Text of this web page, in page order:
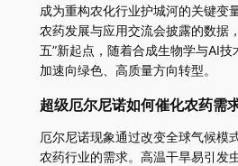
成为重构农化行业护城河的关键变
农药发展与应用交流会披露的数据
五”新起点，随着合成生物学与AI
加速向绿色、高质量方向转型。
超级厄尔尼诺如何催化农药需
厄尔尼诺现象通过改变全球气候模
农药行业的需求。高温干旱易引发